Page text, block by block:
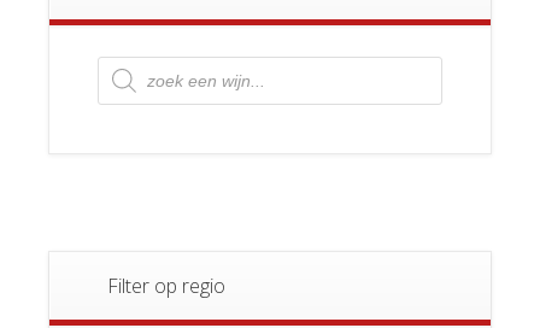
Producten
zoeken
Filter op regio